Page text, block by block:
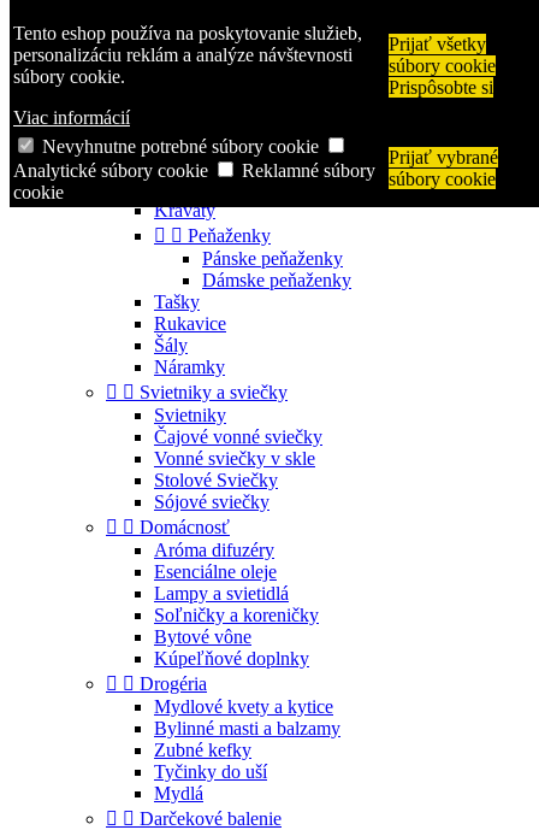
Tento eshop používa na poskytovanie služieb,
personalizáciu reklám a analýze návštevnosti
súbory cookie.
Viac informácií
Prijať všetky
súbory cookie
Prispôsobte si
Nevyhnutne potrebné súbory cookie
Analytické súbory cookie
Reklamné súbory
cookie
Prijať vybrané
súbory cookie
 Prihlásiť sa
shopping_cart Košík (0)
  Kategórie
Módne doplnky
Kravaty
  Peňaženky
Pánske peňaženky
Dámske peňaženky
Tašky
Rukavice
Šály
Náramky
  Svietniky a sviečky
Svietniky
Čajové vonné sviečky
Vonné sviečky v skle
Stolové Sviečky
Sójové sviečky
  Domácnosť
Aróma difuzéry
Esenciálne oleje
Lampy a svietidlá
Soľničky a koreničky
Bytové vône
Kúpeľňové doplnky
  Drogéria
Mydlové kvety a kytice
Bylinné masti a balzamy
Zubné kefky
Tyčinky do uší
Mydlá
  Darčekové balenie